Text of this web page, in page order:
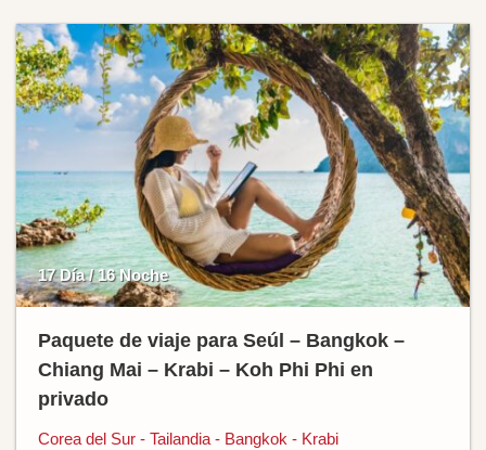
17 Día / 16 Noche
Paquete de viaje para Seúl – Bangkok –
Chiang Mai – Krabi – Koh Phi Phi en
privado
Corea del Sur - Tailandia - Bangkok - Krabi